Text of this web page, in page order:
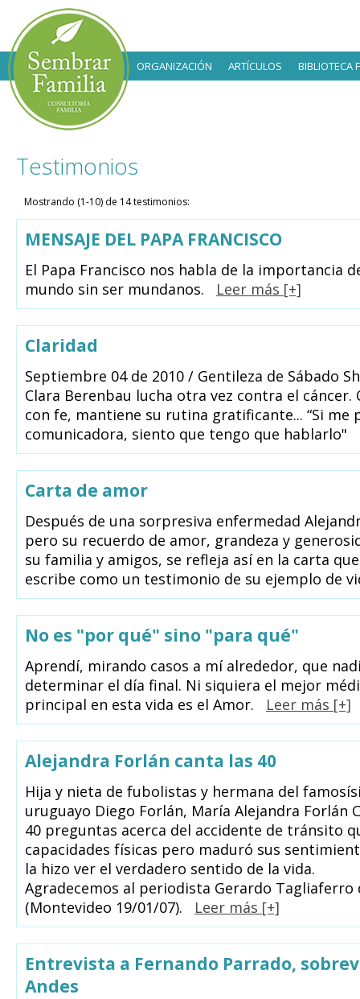
ORGANIZACIÓN ARTÍCULOS BIBLIOTECA
Testimonios
Mostrando (1-10) de 14 testimonios:
MENSAJE DEL PAPA FRANCISCO
El Papa Francisco nos habla de la importancia
mundo sin ser mundanos.
Leer más [+]
Claridad
Septiembre 04 de 2010 / Gentileza de Sábado
Clara Berenbau lucha otra vez contra el
con fe, mantiene su rutina gratificante... “Si me
comunicadora, siento que tengo que hablarlo"
Carta de amor
Después de una sorpresiva enfermedad
pero su recuerdo de amor, grandeza y
su familia y amigos, se refleja así en la carta
escribe como un testimonio de su ejemplo de
No es "por qué" sino "para qué"
Aprendí, mirando casos a mí alrededor, que
determinar el día final. Ni siquiera el mejor
principal en esta vida es el Amor.
Leer más [+]
Alejandra Forlán canta las 40
Hija y nieta de fubolistas y hermana del
uruguayo Diego Forlán, María Alejandra Forlán
40 preguntas acerca del accidente de tránsito
capacidades físicas pero maduró sus
la hizo ver el verdadero sentido de la vida.
Agradecemos al periodista Gerardo Tagliaferro
(Montevideo 19/01/07).
Leer más [+]
Entrevista a Fernando Parrado,
Andes